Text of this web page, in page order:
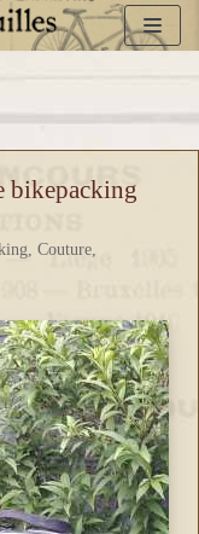
bikepacking
, Couture,